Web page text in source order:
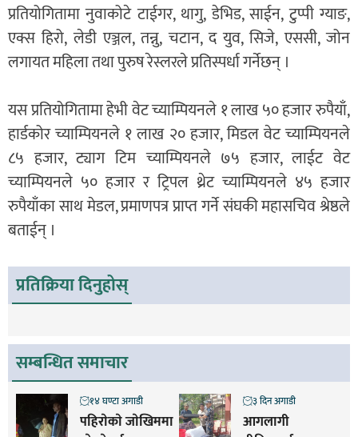
प्रतियोगितामा नुवाकोटे टाईगर, थागु, डेभिड, साईन, टुप्पी ग्याङ,
एक्स हिरो, लेडी एञ्जल, तन्नु, चटान, द युव, सिजे, एससी, जोन
लगायत महिला तथा पुरुष रेस्लरले प्रतिस्पर्धा गर्नेछन् ।
यस प्रतियोगितामा हेभी वेट च्याम्पियनले १ लाख ५० हजार रुपैयाँ,
हार्डकोर च्याम्पियनले १ लाख २० हजार, मिडल वेट च्याम्पियनले
८५ हजार, ट्याग टिम च्याम्पियनले ७५ हजार, लाईट वेट
च्याम्पियनले ५० हजार र ट्रिपल थ्रेट च्याम्पियनले ४५ हजार
रुपैयाँका साथ मेडल, प्रमाणपत्र प्राप्त गर्ने संघकी महासचिव श्रेष्ठले
बताईन् ।
प्रतिक्रिया दिनुहोस्
सम्बन्धित समाचार
पहिराेकाे जाेखिममा
१४ घण्टा अगाडी
आगलागी
३ दिन अगाडी